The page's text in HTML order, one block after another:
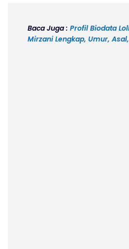
Baca Juga : Profil Biodata
Mirzani Lengkap, Umur,